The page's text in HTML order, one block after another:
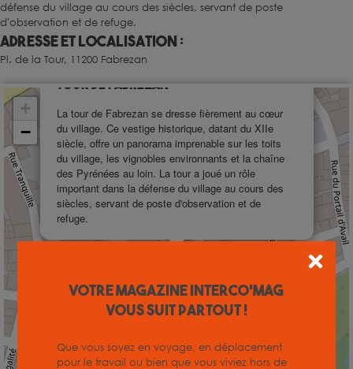
défense du village au cours des siècles, servant de poste
d'observation et de refuge.
Adresse et localisation :
Pl. de la Tour, 11200 Fabrezan
Tour de Fabrezan
La tour de Fabrezan se dresse fièrement au cœur
du village. Ce vestige historique, datant du XIIe
siècle, offre un panorama imprenable sur les toits
du village, les vignobles environnants et la chaîne
des Pyrénées au loin. La tour a joué un rôle
important dans la défense du village au cours des
siècles, servant de poste d'observation et de
refuge.
+
−
Votre magazine INTERCO'MAG
vous suit partout !
Que vous soyez en voyage, en déplacement
pour le travail ou bien que vous viviez hors de